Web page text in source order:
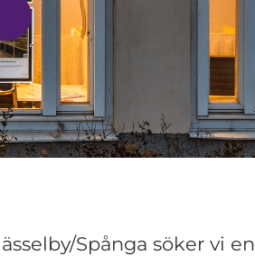
Spånga söker vi en